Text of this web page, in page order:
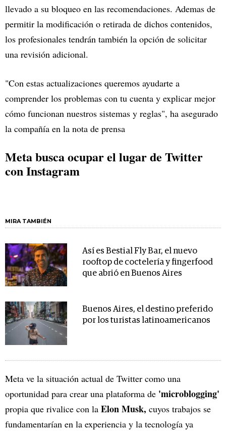
llevado a su bloqueo en las recomendaciones. Ademas de
permitir la modificación o retirada de dichos contenidos,
los profesionales tendrán también la opción de solicitar
una revisión adicional.
"Con estas actualizaciones queremos ayudarte a
comprender los problemas con tu cuenta y explicar mejor
cómo funcionan nuestros sistemas y reglas", ha asegurado
la compañía en la nota de prensa
Meta busca ocupar el lugar de Twitter
con Instagram
MIRA TAMBIÉN
Así es Bestial Fly Bar, el nuevo
rooftop de coctelería y fingerfood
que abrió en Buenos Aires
Buenos Aires, el destino preferido
por los turistas latinoamericanos
Meta ve la situación actual de Twitter como una
oportunidad para crear una plataforma de 'microblogging'
propia que rivalice con la Elon Musk, cuyos trabajos se
fundamentarían en la experiencia y la tecnología ya